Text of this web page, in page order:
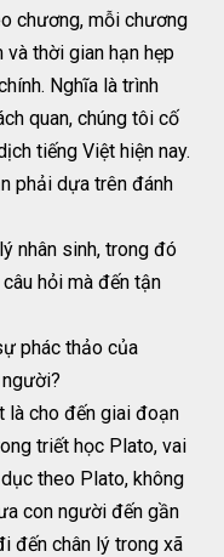
chương, mỗi chương
thời gian hạn hẹp
Nghĩa là trình
quan, chúng tôi cố
tiếng Việt hiện nay.
phải dựa trên đánh
nhân sinh, trong đó
hỏi mà đến tận
phác thảo của
là cho đến giai đoạn
triết học Plato, vai
theo Plato, không
con người đến gần
đến chân lý trong xã